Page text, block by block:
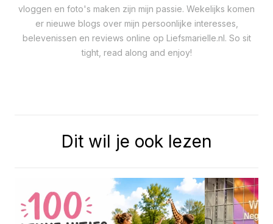
vloggen en foto's maken zijn mijn passie. Wekelijks komen
er nieuwe blogs over mijn persoonlijke interesses,
belevenissen en reviews online op Liefsmarielle.nl. So sit
tight, read along and enjoy!
Dit wil je ook lezen